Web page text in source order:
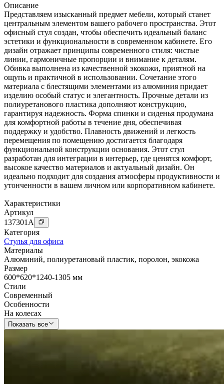
Описание
Представляем изысканный предмет мебели, который станет
центральным элементом вашего рабочего пространства. Этот
офисный стул создан, чтобы обеспечить идеальный баланс
эстетики и функциональности в современном кабинете. Его
дизайн отражает принципы современного стиля: чистые
линии, гармоничные пропорции и внимание к деталям.
Обивка выполнена из качественной экокожи, приятной на
ощупь и практичной в использовании. Сочетание этого
материала с блестящими элементами из алюминия придает
изделию особый статус и элегантность. Прочные детали из
полиуретанового пластика дополняют конструкцию,
гарантируя надежность. Форма спинки и сиденья продумана
для комфортной работы в течение дня, обеспечивая
поддержку и удобство. Плавность движений и легкость
перемещения по помещению достигается благодаря
функциональной конструкции основания. Этот стул
разработан для интеграции в интерьер, где ценятся комфорт,
высокое качество материалов и актуальный дизайн. Он
идеально подходит для создания атмосферы продуктивности и
утонченности в вашем личном или корпоративном кабинете.
Характеристики
Артикул
137301 A
Категория
Стулья для офиса
Материалы
Алюминий, полиуретановый пластик, поролон, экокожа
Размер
600*620*1240-1305 мм
Стили
Современный
Особенности
На колесах
Показать все